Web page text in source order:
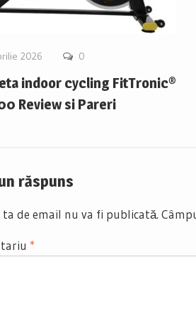
2026 0
indoor cycling FitTronic®
Review si Pareri
răspuns
ta de email nu va fi publicată.
*